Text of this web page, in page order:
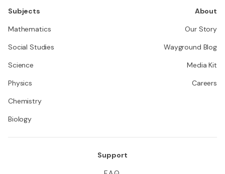
Subjects
Mathematics
Social Studies
Science
Physics
Chemistry
Biology
About
Our Story
Wayground Blog
Media Kit
Careers
Support